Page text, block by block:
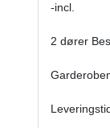
-incl.
2 dører